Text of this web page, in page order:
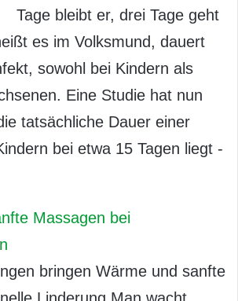
Tage bleibt er, drei Tage geht
es im Volksmund, dauert
sowohl bei Kindern als
Eine Studie hat nun
tatsächliche Dauer einer
bei etwa 15 Tagen liegt -
Massagen bei
bringen Wärme und sanfte